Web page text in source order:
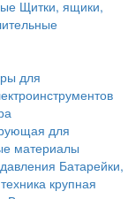
Щитки, ящики,
для
для
материалы
Батарейки,
крупная